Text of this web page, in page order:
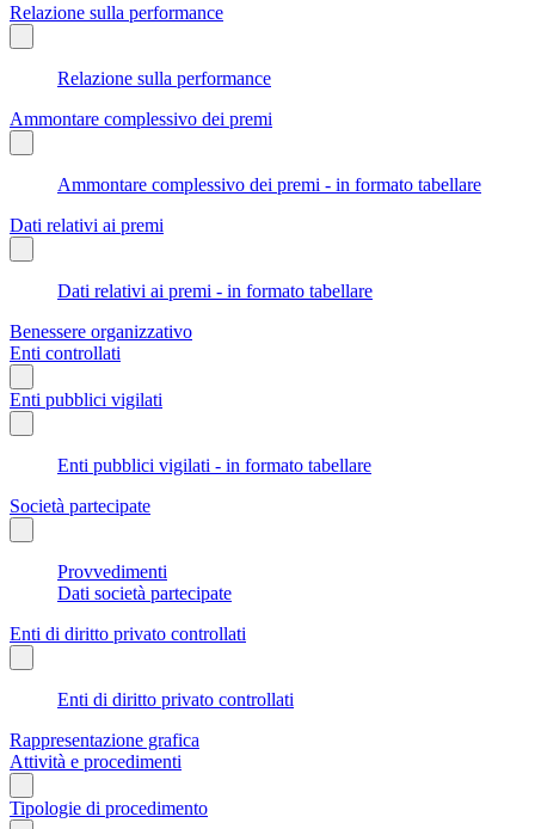
Relazione sulla performance
Relazione sulla performance
Ammontare complessivo dei premi
Ammontare complessivo dei premi - in formato tabellare
Dati relativi ai premi
Dati relativi ai premi - in formato tabellare
Benessere organizzativo
Enti controllati
Enti pubblici vigilati
Enti pubblici vigilati - in formato tabellare
Società partecipate
Provvedimenti
Dati società partecipate
Enti di diritto privato controllati
Enti di diritto privato controllati
Rappresentazione grafica
Attività e procedimenti
Tipologie di procedimento